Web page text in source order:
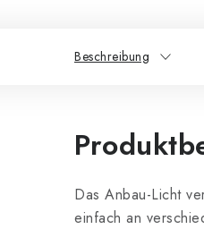
Beschreibung
Das Anbau-Licht
einfach an